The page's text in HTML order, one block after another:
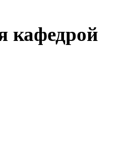
кафедрой